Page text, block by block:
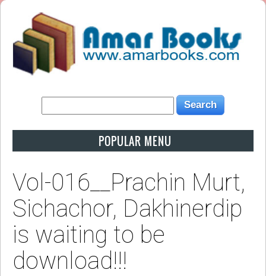
POPULAR MENU
Vol-016__Prachin Murt,
Sichachor, Dakhinerdip
is waiting to be
download!!!